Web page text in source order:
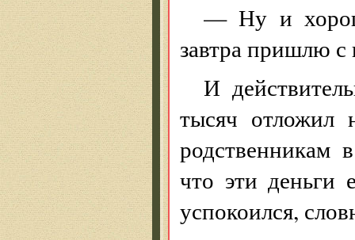
— Ну и
завтра пришлю с
И
тысяч отложил
родственникам
что эти деньги
успокоился,